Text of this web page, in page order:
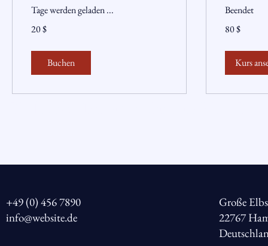
Tage werden geladen ...
US-
20 $
Buchen
Beendet
US-
80 $
Kurs
+49 (0) 456 7890
info@website.de
Große
22767